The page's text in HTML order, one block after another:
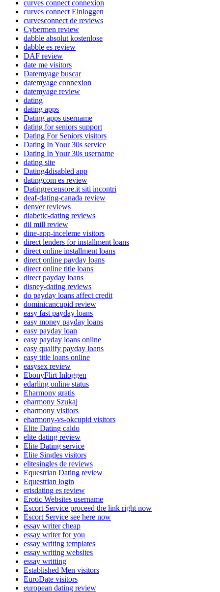
curves connect connexion
curves connect Einloggen
curvesconnect de reviews
Cybermen review
dabble absolut kostenlose
dabble es review
DAF review
date me visitors
Datemyage buscar
datemyage connexion
datemyage review
dating
dating apps
Dating apps username
dating for seniors support
Dating For Seniors visitors
Dating In Your 30s service
Dating In Your 30s username
dating site
Dating4disabled app
datingcom es review
Datingrecensore.it siti incontri
deaf-dating-canada review
denver reviews
diabetic-dating reviews
dil mill review
dine-app-inceleme visitors
direct lenders for installment loans
direct online installment loans
direct online payday loans
direct online title loans
direct payday loans
disney-dating reviews
do payday loans affect credit
dominicancupid review
easy fast payday loans
easy money payday loans
easy payday loan
easy payday loans online
easy qualify payday loans
easy title loans online
easysex review
EbonyFlirt Inloggen
edarling online status
Eharmony gratis
eharmony Szukaj
eharmony visitors
eharmony-vs-okcupid visitors
Elite Dating caldo
elite dating review
Elite Dating service
Elite Singles visitors
elitesingles de reviews
Equestrian Dating review
Equestrian login
erisdating es review
Erotic Websites username
Escort Service proceed the link right now
Escort Service see here now
essay writer cheap
essay writer for you
essay writing templates
essay writing websites
essay writting
Established Men visitors
EuroDate visitors
european dating review